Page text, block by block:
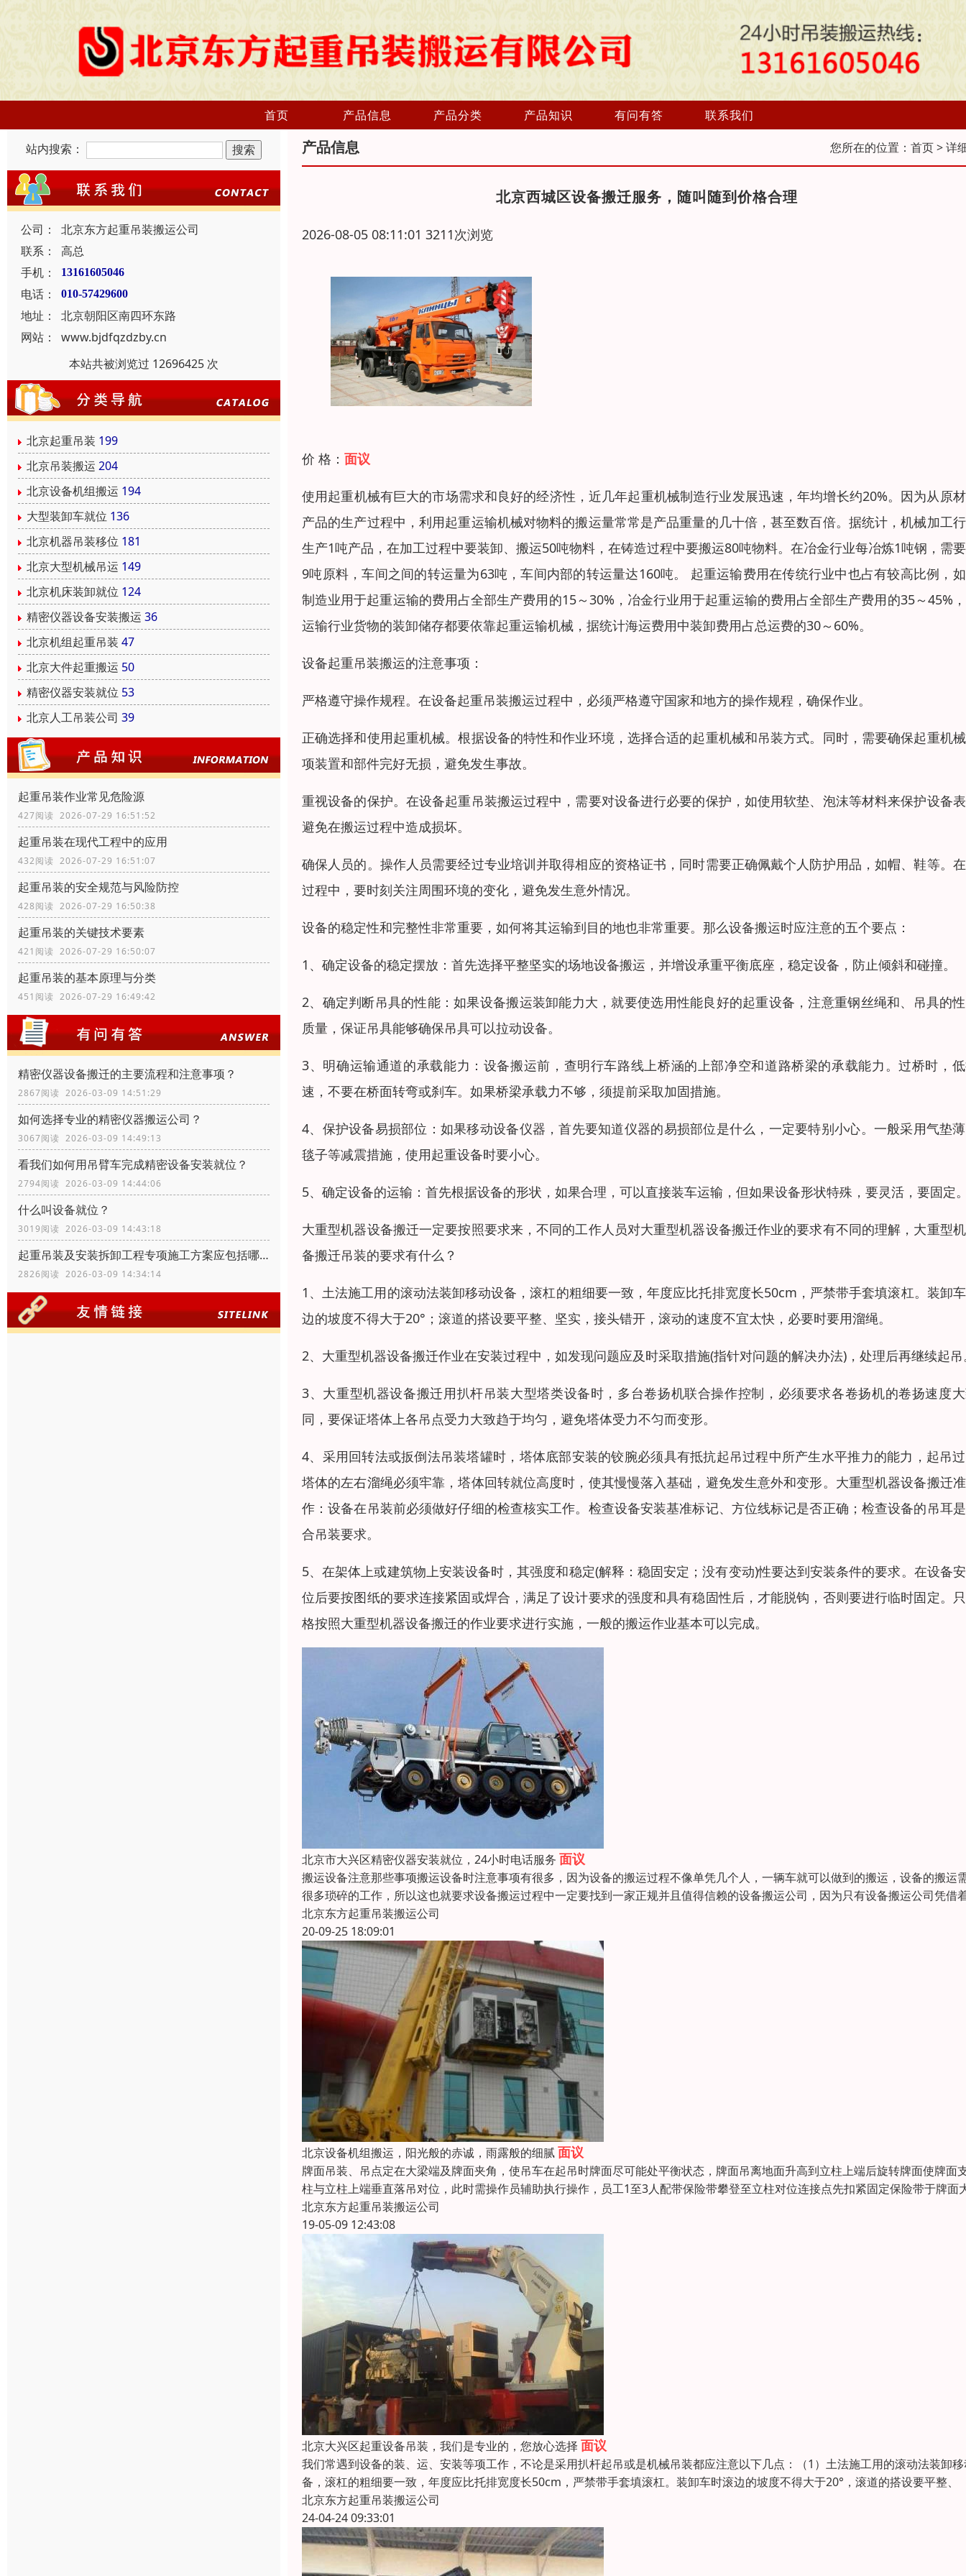
首页 产品信息 产品分类 产品知识 有问有答 联系我们
站内搜索：
公司：
北京东方起重吊装搬运公司
联系：
高总
手机：
13161605046
电话： 010-57429600
地址：
北京朝阳区南四环东路
网站：
www.bjdfqzdzby.cn
本站共被浏览过 12696425 次
北京起重吊装 199
北京吊装搬运 204
北京设备机组搬运 194
大型装卸车就位 136
北京机器吊装移位 181
北京大型机械吊运 149
北京机床装卸就位 124
精密仪器设备安装搬运 36
北京机组起重吊装 47
北京大件起重搬运 50
精密仪器安装就位 53
北京人工吊装公司 39
起重吊装作业常见危险源
427阅读 2026-07-29 16:51:52
起重吊装在现代工程中的应用
432阅读 2026-07-29 16:51:07
起重吊装的安全规范与风险防控
428阅读 2026-07-29 16:50:38
起重吊装的关键技术要素
421阅读 2026-07-29 16:50:07
起重吊装的基本原理与分类
451阅读 2026-07-29 16:49:42
精密仪器设备搬迁的主要流程和注意事项？
2867阅读 2026-03-09 14:51:29
如何选择专业的精密仪器搬运公司？
3067阅读 2026-03-09 14:49:13
看我们如何用吊臂车完成精密设备安装就位？
2794阅读 2026-03-09 14:44:06
什么叫设备就位？
3019阅读 2026-03-09 14:43:18
起重吊装及安装拆卸工程专项施工方案应包括哪些内容？
2826阅读 2026-03-09 14:34:14
产品信息 您所在的位置： 首页> 详
北京西城区设备搬迁服务，随叫随到价格合理
2026-08-05 08:11:01 3211次浏览
价 格： 面议
使用起重机械有巨大的市场需求和良好的经济性，近几年起重机械制造行业发展迅速，年均增长约20%。因为从原
产品的生产过程中，利用起重运输机械对物料的搬运量常常是产品重量的几十倍，甚至数百倍。据统计，机械加工
生产1吨产品，在加工过程中要装卸、搬运50吨物料，在铸造过程中要搬运80吨物料。在冶金行业每冶炼1吨钢，需
9吨原料，车间之间的转运量为63吨，车间内部的转运量达160吨。 起重运输费用在传统行业中也占有较高比例，
制造业用于起重运输的费用占全部生产费用的15～30%，冶金行业用于起重运输的费用占全部生产费用的35～45%
运输行业货物的装卸储存都要依靠起重运输机械，据统计海运费用中装卸费用占总运费的30～60%。
设备起重吊装搬运的注意事项：
严格遵守操作规程。在设备起重吊装搬运过程中，必须严格遵守国家和地方的操作规程，确保作业。
正确选择和使用起重机械。根据设备的特性和作业环境，选择合适的起重机械和吊装方式。同时，需要确保起重机
项装置和部件完好无损，避免发生事故。
重视设备的保护。在设备起重吊装搬运过程中，需要对设备进行必要的保护，如使用软垫、泡沫等材料来保护设备
避免在搬运过程中造成损坏。
确保人员的。操作人员需要经过专业培训并取得相应的资格证书，同时需要正确佩戴个人防护用品，如帽、鞋等。
过程中，要时刻关注周围环境的变化，避免发生意外情况。
设备的稳定性和完整性非常重要，如何将其运输到目的地也非常重要。那么设备搬运时应注意的五个要点：
1、确定设备的稳定摆放：首先选择平整坚实的场地设备搬运，并增设承重平衡底座，稳定设备，防止倾斜和碰撞。
2、确定判断吊具的性能：如果设备搬运装卸能力大，就要使选用性能良好的起重设备，注意重钢丝绳和、吊具的
质量，保证吊具能够确保吊具可以拉动设备。
3、明确运输通道的承载能力：设备搬运前，查明行车路线上桥涵的上部净空和道路桥梁的承载能力。过桥时，
速，不要在桥面转弯或刹车。如果桥梁承载力不够，须提前采取加固措施。
4、保护设备易损部位：如果移动设备仪器，首先要知道仪器的易损部位是什么，一定要特别小心。一般采用气垫
毯子等减震措施，使用起重设备时要小心。
5、确定设备的运输：首先根据设备的形状，如果合理，可以直接装车运输，但如果设备形状特殊，要灵活，要固定
大重型机器设备搬迁一定要按照要求来，不同的工作人员对大重型机器设备搬迁作业的要求有不同的理解，大重型
备搬迁吊装的要求有什么？
1、土法施工用的滚动法装卸移动设备，滚杠的粗细要一致，年度应比托排宽度长50cm，严禁带手套填滚杠。装卸
边的坡度不得大于20°；滚道的搭设要平整、坚实，接头错开，滚动的速度不宜太快，必要时要用溜绳。
2、大重型机器设备搬迁作业在安装过程中，如发现问题应及时采取措施(指针对问题的解决办法)，处理后再继续起
3、大重型机器设备搬迁用扒杆吊装大型塔类设备时，多台卷扬机联合操作控制，必须要求各卷扬机的卷扬速度
同，要保证塔体上各吊点受力大致趋于均匀，避免塔体受力不匀而变形。
4、采用回转法或扳倒法吊装塔罐时，塔体底部安装的铰腕必须具有抵抗起吊过程中所产生水平推力的能力，起吊
塔体的左右溜绳必须牢靠，塔体回转就位高度时，使其慢慢落入基础，避免发生意外和变形。大重型机器设备搬迁
作：设备在吊装前必须做好仔细的检查核实工作。检查设备安装基准标记、方位线标记是否正确；检查设备的吊耳
合吊装要求。
5、在架体上或建筑物上安装设备时，其强度和稳定(解释：稳固安定；没有变动)性要达到安装条件的要求。在设备
位后要按图纸的要求连接紧固或焊合，满足了设计要求的强度和具有稳固性后，才能脱钩，否则要进行临时固定。
格按照大重型机器设备搬迁的作业要求进行实施，一般的搬运作业基本可以完成。
北京市大兴区精密仪器安装就位，24小时电话服务 面议
搬运设备注意那些事项搬运设备时注意事项有很多，因为设备的搬运过程不像单凭几个人，一辆车就可以做到的搬运，设备的搬运
很多琐碎的工作，所以这也就要求设备搬运过程中一定要找到一家正规并且值得信赖的设备搬运公司，因为只有设备搬运公司凭借
北京东方起重吊装搬运公司
20-09-25 18:09:01
北京设备机组搬运，阳光般的赤诚，雨露般的细腻面议
牌面吊装、吊点定在大梁端及牌面夹角，使吊车在起吊时牌面尽可能处平衡状态，牌面吊离地面升高到立柱上端后旋转牌面使牌面
柱与立柱上端垂直落吊对位，此时需操作员辅助执行操作，员工1至3人配带保险带攀登至立柱对位连接点先扣紧固定保险带于牌面
北京东方起重吊装搬运公司
19-05-09 12:43:08
北京大兴区起重设备吊装，我们是专业的，您放心选择 面议
我们常遇到设备的装、运、安装等项工作，不论是采用扒杆起吊或是机械吊装都应注意以下几点：（1）土法施工用的滚动法装卸
备，滚杠的粗细要一致，年度应比托排宽度长50cm，严禁带手套填滚杠。装卸车时滚边的坡度不得大于20°，滚道的搭设要平整、
北京东方起重吊装搬运公司
24-04-24 09:33:01